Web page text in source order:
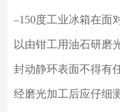
–150度工业冰箱在面
以由钳工用油石研磨
封动静环表面不得有
经磨光加工后应仔细